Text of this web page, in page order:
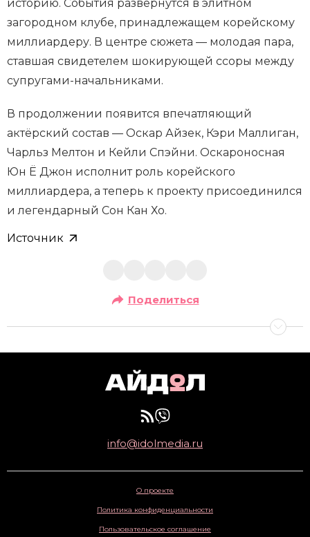
историю. События развернутся в элитном
загородном клубе, принадлежащем корейскому
миллиардеру. В центре сюжета — молодая пара,
ставшая свидетелем шокирующей ссоры между
супругами-начальниками.
В продолжении появится впечатляющий
актёрский состав — Оскар Айзек, Кэри Маллиган,
Чарльз Мелтон и Кейли Спэйни. Оскароносная
Юн Ё Джон исполнит роль корейского
миллиардера, а теперь к проекту присоединился
и легендарный Сон Кан Хо.
Источник
Поделиться
info@idolmedia.ru
О проекте
Политика конфиденциальности
Пользовательское соглашение